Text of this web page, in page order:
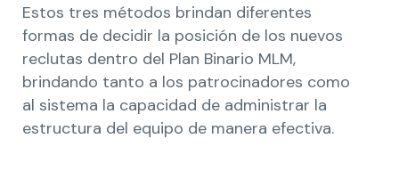
Estos tres métodos brindan diferentes
formas de decidir la posición de los nuevos
reclutas dentro del Plan Binario MLM,
brindando tanto a los patrocinadores como
al sistema la capacidad de administrar la
estructura del equipo de manera efectiva.